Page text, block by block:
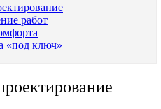
работ
«под ключ»